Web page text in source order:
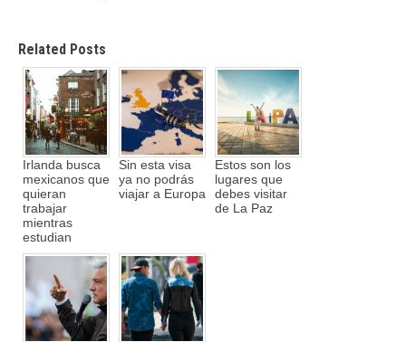
Related Posts
Irlanda busca
mexicanos que
quieran
trabajar
mientras
estudian
Sin esta visa
ya no podrás
viajar a Europa
Estos son los
lugares que
debes visitar
de La Paz